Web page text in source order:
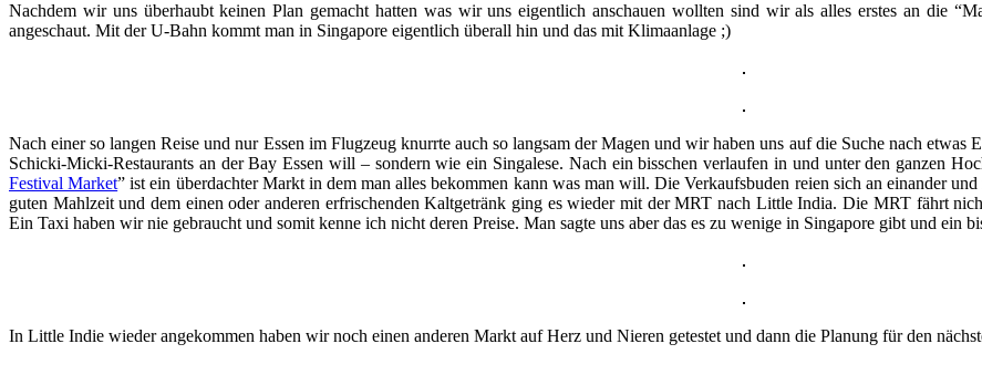
Nachdem wir uns überhaubt keinen Plan gemacht hatten was wir uns eigentlich anschauen wollten sind wir als alles erstes an die
angeschaut. Mit der U-Bahn kommt man in Singapore eigentlich überall hin und das mit Klimaanlage ;)
Nach einer so langen Reise und nur Essen im Flugzeug knurrte auch so langsam der Magen und wir haben uns auf die Suche nach etwas
Schicki-Micki-Restaurants an der Bay Essen will – sondern wie ein Singalese. Nach ein bisschen verlaufen in und unter den ganzen
Festival Market” ist ein überdachter Markt in dem man alles bekommen kann was man will. Die Verkaufsbuden reien sich an einander
guten Mahlzeit und dem einen oder anderen erfrischenden Kaltgetränk ging es wieder mit der MRT nach Little India. Die MRT fährt
Ein Taxi haben wir nie gebraucht und somit kenne ich nicht deren Preise. Man sagte uns aber das es zu wenige in Singapore gibt und ein
In Little Indie wieder angekommen haben wir noch einen anderen Markt auf Herz und Nieren getestet und dann die Planung für den